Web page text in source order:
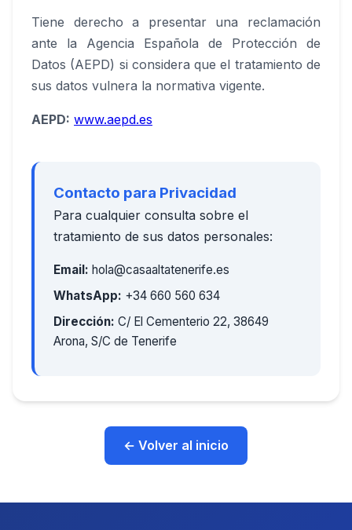
Tiene derecho a presentar una reclamación
ante la Agencia Española de Protección de
Datos (AEPD) si considera que el tratamiento de
sus datos vulnera la normativa vigente.
AEPD: www.aepd.es
Contacto para Privacidad
Para cualquier consulta sobre el
tratamiento de sus datos personales:
Email: hola@casaaltatenerife.es
WhatsApp: +34 660 560 634
Dirección: C/ El Cementerio 22, 38649
Arona, S/C de Tenerife
← Volver al inicio